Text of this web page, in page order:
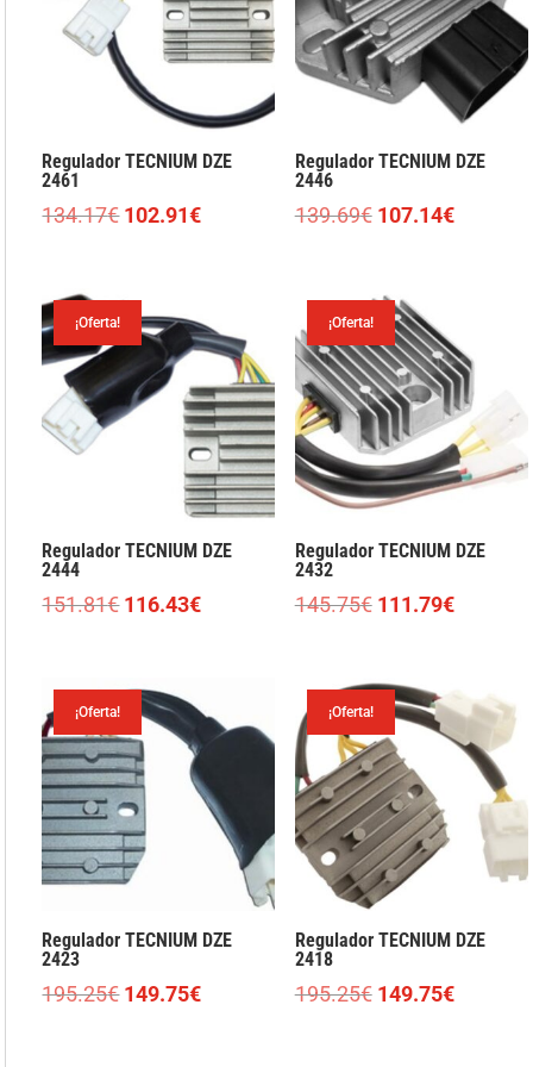
Regulador TECNIUM DZE
2461
134.17€ El
era:
134.17€.
102.91€El
102.91€.
Regulador TECNIUM DZE
2446
139.69€ El
era:
139.69€.
107.14€El
¡Oferta!
Regulador TECNIUM DZE
2444
151.81€ El
era:
151.81€.
116.43€El
116.43€.
¡Oferta!
Regulador TECNIUM DZE
2432
145.75€ El
era:
145.75€.
111.79€El
es:
¡Oferta!
Regulador TECNIUM DZE
2423
195.25€ El
149.75€El
¡Oferta!
Regulador TECNIUM DZE
2418
195.25€ El
149.75€El